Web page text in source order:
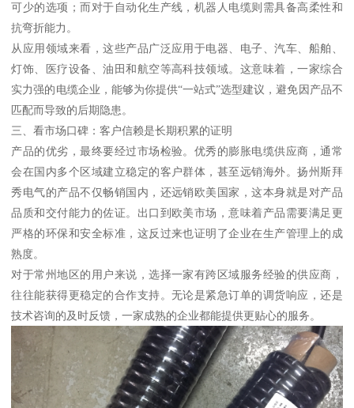
可少的选项；而对于自动化生产线，机器人电缆则需具备高柔性和
抗弯折能力。
从应用领域来看，这些产品广泛应用于电器、电子、汽车、船舶、
灯饰、医疗设备、油田和航空等高科技领域。这意味着，一家综合
实力强的电缆企业，能够为你提供“一站式”选型建议，避免因产品不
匹配而导致的后期隐患。
三、看市场口碑：客户信赖是长期积累的证明
产品的优劣，最终要经过市场检验。优秀的膨胀电缆供应商，通常
会在国内多个区域建立稳定的客户群体，甚至远销海外。扬州斯拜
秀电气的产品不仅畅销国内，还远销欧美国家，这本身就是对产品
品质和交付能力的佐证。出口到欧美市场，意味着产品需要满足更
严格的环保和安全标准，这反过来也证明了企业在生产管理上的成
熟度。
对于常州地区的用户来说，选择一家有跨区域服务经验的供应商，
往往能获得更稳定的合作支持。无论是紧急订单的调货响应，还是
技术咨询的及时反馈，一家成熟的企业都能提供更贴心的服务。